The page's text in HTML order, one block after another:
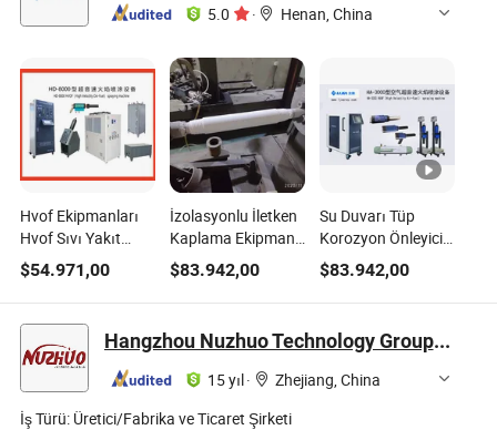
5.0 · Henan, China
Hvof Ekipmanları
Hvof Sıvı Yakıt
Ekipmanları Termal
Sprey Ekipmanları
Yüksek Hızlı
Oksijen Yakıt
Ekipmanları Hvof
Yüksek Kalite
Ekipmanları
$54.971,00
İzolasyonlu İletken
Kaplama Ekipmanı
Yüksek Hızlı
Oksijen Ekipmanı
Termal Sprey
Karbür Kaplama
Ekipmanı
$83.942,00
Su Duvarı Tüp
Korozyon Önleyici
Kaplama Ekipmanı
Yüksek Hızlı
Oksijen Ekipmanı
Ekipmanı Tungsten
Karbür Kaplama
Ekipmanı
$83.942,00
Hangzhou Nuzhuo Technology Group Co., Ltd.
15 yıl·
Zhejiang, China
İş Türü: Üretici/Fabrika ve Ticaret Şirketi